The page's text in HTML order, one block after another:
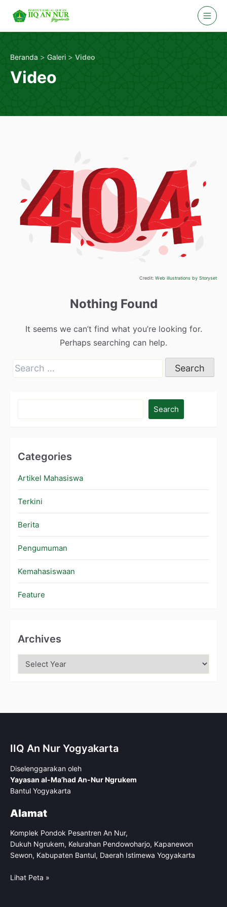
content
Beranda > Galeri > Video
Video
Credit: Web illustrations by Storyset
Nothing Found
It seems we can’t find what you’re looking for.
Perhaps searching can help.
Search
for:
Search
Categories
Artikel Mahasiswa
Terkini
Berita
Pengumuman
Kemahasiswaan
Feature
Archives
IIQ An Nur Yogyakarta
Diselenggarakan oleh
Yayasan al-Ma’had An-Nur Ngrukem
Bantul Yogyakarta
Alamat
Komplek Pondok Pesantren An Nur,
Dukuh Ngrukem, Kelurahan Pendowoharjo, Kapanewon
Sewon, Kabupaten Bantul, Daerah Istimewa Yogyakarta
Lihat Peta »